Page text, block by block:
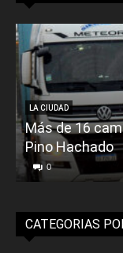
LA CIUDAD
Más de 16
Pino Hachado
0
CATEGORIAS